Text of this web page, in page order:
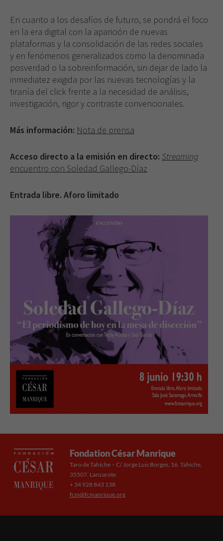
En cuanto a los desafíos de futuro, se pondrá el foco
en la era digital con la aparición de nuevas
plataformas y la consolidación de las redes sociales
y en fenómenos generalizados como la denominada
posverdad o la sobreinformación, sin dejar de lado la
inmediatez exigida por las nuevas tecnologías y la
tiranía del click frente a la necesidad de análisis,
investigación, rigor y contraste convencionales.
Más información: Nota de prensa
Acceso directo a la emisión en directo: Streaming
encuentro con Soledad Gallego-Díaz
Entrada libre. Aforo limitado
Fondation César Manrique
Taro de Tahíche – C/ Jorge Luis Borges, 16. Tahíche,
35507. Lanzarote
+ 34 928 843 138
fcm@fcmanrique.org
son